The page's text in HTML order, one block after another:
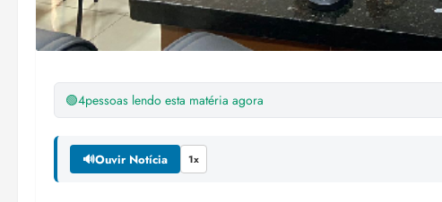
🟢4pessoas lendo esta matéria agora
🔊Ouvir Notícia 1x